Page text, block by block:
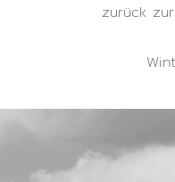
zurück